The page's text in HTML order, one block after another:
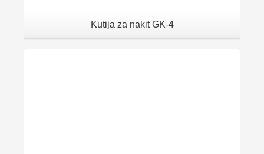
Kutija za nakit GK-4